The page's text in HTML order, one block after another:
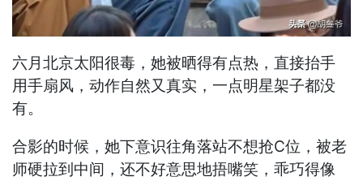
六月北京太阳很毒，她被晒得有点热，直接抬手
用手扇风，动作自然又真实，一点明星架子都没
有。
合影的时候，她下意识往角落站不想抢C位，被老
师硬拉到中间，还不好意思地捂嘴笑，乖巧得像